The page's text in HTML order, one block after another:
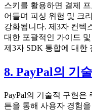
스키를 활용하면 결제
어들며 피싱 위험 및 크
강화됩니다. 제3자 컨텍
대한 포괄적인 가이드
제3자 SDK 통합에 대한
8. PayPal의 기
PayPal의 기술적 구현은
튼을 통해 사용자 경험